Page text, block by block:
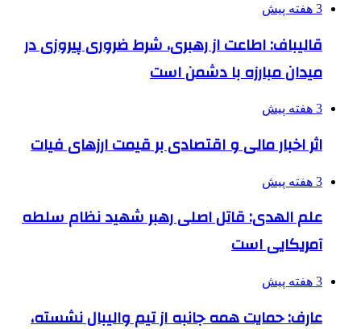
3 هفته پیش
قالیباف: اطاعت از رهبری، شرط ضروری پیروزی در
میدان مبارزه با دشمن است
3 هفته پیش
اثر اخبار مالی و اقتصادی بر قیمت ارزهای فیات
3 هفته پیش
علم الهدی: قاتل اصلی رهبر شهید نظام سلطه
آمریکایی است
3 هفته پیش
عارف: حمایت همه جانبه از تیم والیبال نشسته،